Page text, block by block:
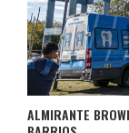
ALMIRANTE